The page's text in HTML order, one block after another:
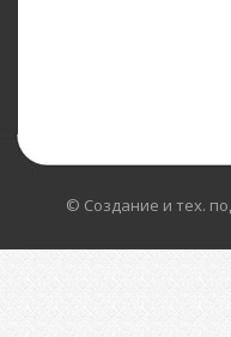
© Создание и тех.